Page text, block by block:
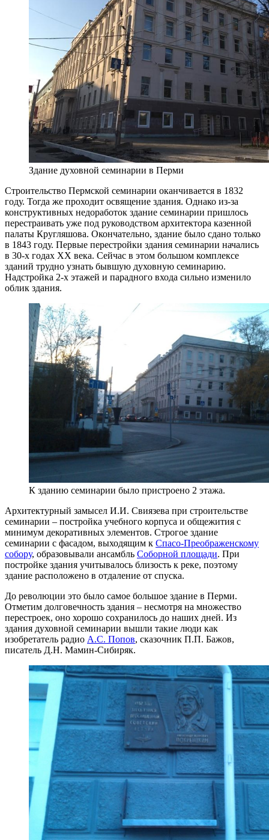
Здание духовной семинарии в Перми
Строительство Пермской семинарии оканчивается в 1832
году. Тогда же проходит освящение здания. Однако из-за
конструктивных недоработок здание семинарии пришлось
перестраивать уже под руководством архитектора казенной
палаты Кругляшова. Окончательно, здание было сдано только
в 1843 году. Первые перестройки здания семинарии начались
в 30-х годах XX века. Сейчас в этом большом комплексе
зданий трудно узнать бывшую духовную семинарию.
Надстройка 2-х этажей и парадного входа сильно изменило
облик здания.
К зданию семинарии было пристроено 2 этажа.
Архитектурный замысел И.И. Свиязева при строительстве
семинарии – постройка учебного корпуса и общежития с
минимум декоративных элементов. Строгое здание
семинарии с фасадом, выходящим к Спасо-Преображенскому
собору, образовывали ансамбль Соборной площади. При
постройке здания учитывалось близость к реке, поэтому
здание расположено в отдаление от спуска.
До революции это было самое большое здание в Перми.
Отметим долговечность здания – несмотря на множество
перестроек, оно хорошо сохранилось до наших дней. Из
здания духовной семинарии вышли такие люди как
изобретатель радио А.С. Попов, сказочник П.П. Бажов,
писатель Д.Н. Мамин-Сибиряк.